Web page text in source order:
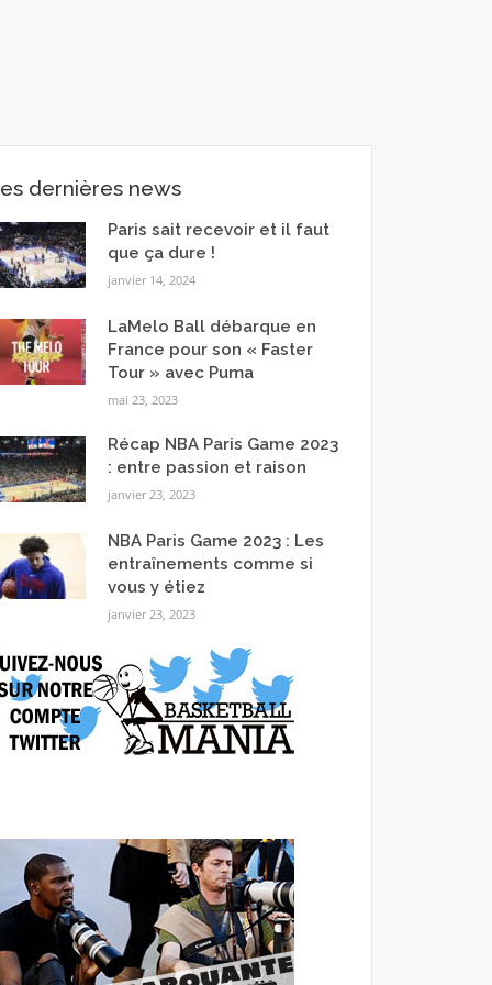
dernières news
Paris sait recevoir et il faut
que ça dure !
janvier 14, 2024
LaMelo Ball débarque en
France pour son « Faster
Tour » avec Puma
mai 23, 2023
Récap NBA Paris Game 2023
: entre passion et raison
janvier 23, 2023
NBA Paris Game 2023 : Les
entraînements comme si
vous y étiez
janvier 23, 2023